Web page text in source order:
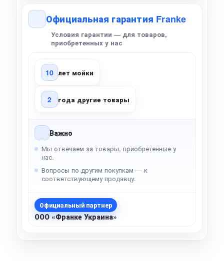
Официальная гарантия Franke
Условия гарантии — для товаров,
приобретенных у нас
10 лет мойки
2 года другие товары
Важно
Мы отвечаем за товары, приобретенные у
нас.
Вопросы по другим покупкам — к
соответствующему продавцу.
Официальный партнер
ООО «Франке Украина»